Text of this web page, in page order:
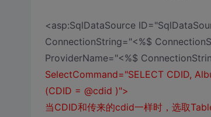
<asp:SqlDataSource
ConnectionString="<%$
ProviderName="<%$
SelectCommand="SELECT CDID,
(CDID = @cdid )">
当CDID和传来的cdid一样时，选取